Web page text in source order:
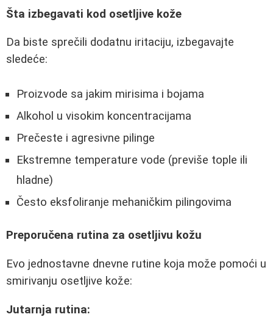
Šta izbegavati kod osetljive kože
Da biste sprečili dodatnu iritaciju, izbegavajte
sledeće:
Proizvode sa jakim mirisima i bojama
Alkohol u visokim koncentracijama
Prečeste i agresivne pilinge
Ekstremne temperature vode (previše tople ili
hladne)
Često eksfoliranje mehaničkim pilingovima
Preporučena rutina za osetljivu kožu
Evo jednostavne dnevne rutine koja može pomoći u
smirivanju osetljive kože:
Jutarnja rutina: